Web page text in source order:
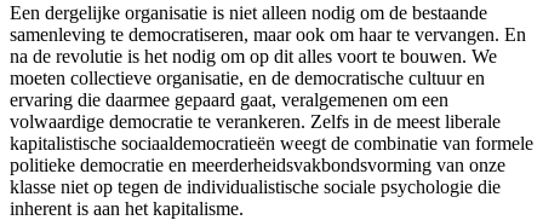
Een dergelijke organisatie is niet alleen nodig om de bestaande
samenleving te democratiseren, maar ook om haar te vervangen. En
na de revolutie is het nodig om op dit alles voort te bouwen. We
moeten collectieve organisatie, en de democratische cultuur en
ervaring die daarmee gepaard gaat, veralgemenen om een
volwaardige democratie te verankeren. Zelfs in de meest liberale
kapitalistische sociaaldemocratieën weegt de combinatie van formele
politieke democratie en meerderheidsvakbondsvorming van onze
klasse niet op tegen de individualistische sociale psychologie die
inherent is aan het kapitalisme.